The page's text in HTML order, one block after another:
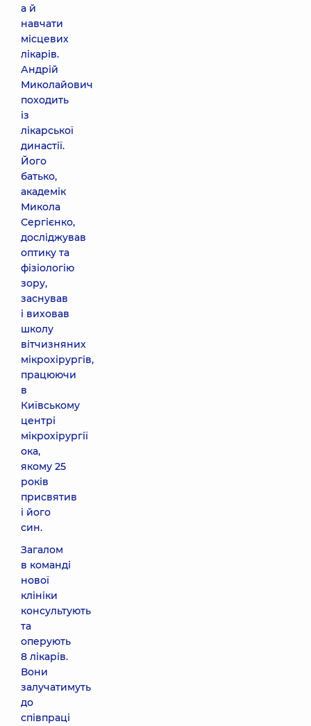
а й
навчати
місцевих
лікарів.
Андрій
Миколайович
походить
із
лікарської
династії.
Його
батько,
академік
Микола
Сергієнко,
досліджував
оптику та
фізіологію
зору,
заснував
і виховав
школу
вітчизняних
мікрохірургів,
працюючи
в
Київському
центрі
мікрохірургії
ока,
якому 25
років
присвятив
і його
син.
Загалом
в команді
нової
клініки
консультують
та
оперують
8 лікарів.
Вони
залучатимуть
до
співпраці